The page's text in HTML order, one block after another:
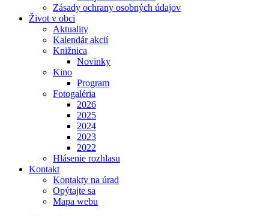
Zásady ochrany osobných údajov
Život v obci
Aktuality
Kalendár akcií
Knižnica
Novinky
Kino
Program
Fotogaléria
2026
2025
2024
2023
2022
Hlásenie rozhlasu
Kontakt
Kontakty na úrad
Opýtajte sa
Mapa webu